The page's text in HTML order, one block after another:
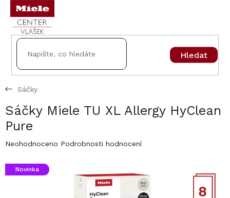
Přejít
obsah
Hledat
Sáčky
Sáčky Miele TU XL Allergy HyClean
Pure
Průměrné
produktu
Neohodnoceno Podrobnosti hodnocení
Novinka